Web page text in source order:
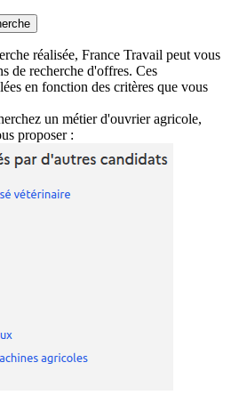
réalisée, France Travail peut vous
de recherche d'offres. Ces
en fonction des critères que vous
un métier d'ouvrier agricole,
proposer :